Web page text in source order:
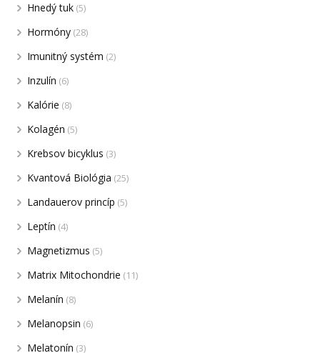
Hnedý tuk (5)
Hormóny (28)
Imunitný systém (2)
Inzulín (6)
Kalórie (8)
Kolagén (5)
Krebsov bicyklus (3)
Kvantová Biológia (25)
Landauerov princíp (5)
Leptín (4)
Magnetizmus (5)
Matrix Mitochondrie (11)
Melanín (8)
Melanopsin (6)
Melatonín (3)